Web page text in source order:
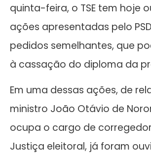
quinta-feira, o TSE tem hoje
ações apresentadas pelo
pedidos semelhantes, que
à cassação do diploma da
Em uma dessas ações, de
ministro João Otávio de
ocupa o cargo de
Justiça eleitoral, já foram